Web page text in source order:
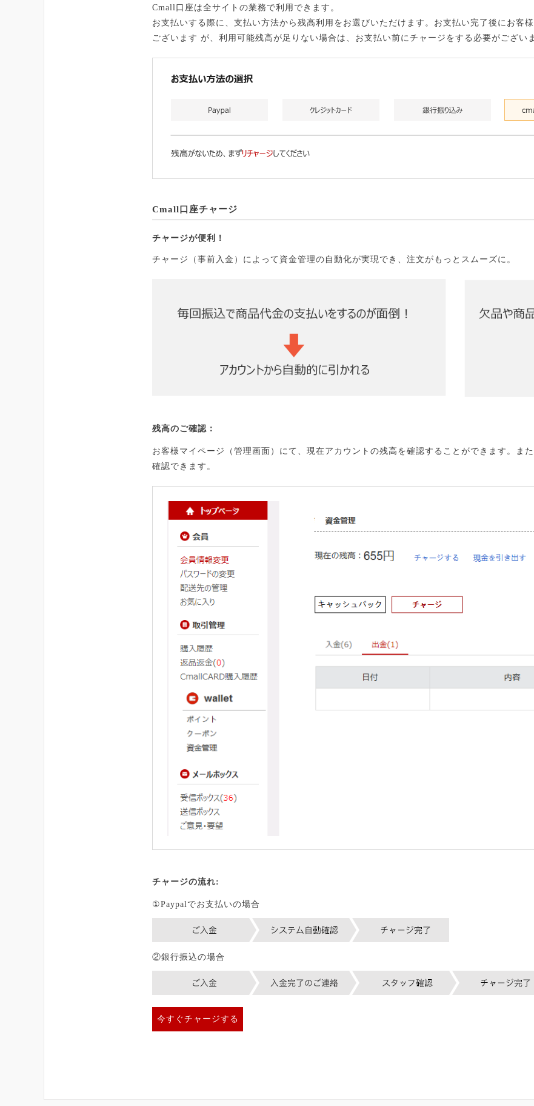
Cmall口座は全サイトの業務で利用できます。
お支払いする際に、支払い方法から残高利用をお選びいただけます。お支払い完了後にお客
ございます が、利用可能残高が足りない場合は、お支払い前にチャージをする必要がござい
Cmall口座チャージ
チャージが便利！
チャージ（事前入金）によって資金管理の自動化が実現でき、注文がもっとスムーズに。
残高のご確認：
お客様マイページ（管理画面）にて、現在アカウントの残高を確認することができます。ま
確認できます。
チャージの流れ:
①Paypalでお支払いの場合
②銀行振込の場合
今すぐチャージする